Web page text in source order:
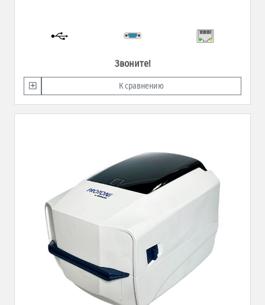
Звоните!
К сравнению